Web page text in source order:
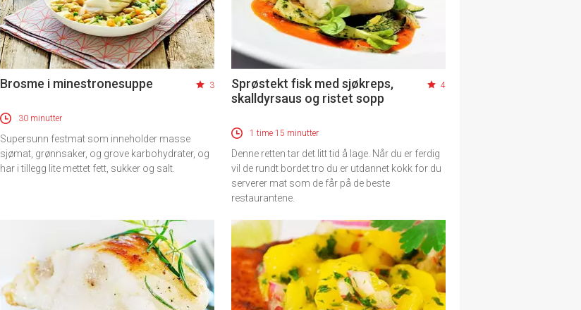
Brosme i minestronesuppe 3
30 minutter
Supersunn festmat som inneholder masse
sjømat, grønnsaker, og grove karbohydrater, og
har i tillegg lite mettet fett, sukker og salt.
Sprøstekt fisk med sjøkreps,
skalldyrsaus og ristet sopp
4
1 time 15 minutter
Denne retten tar det litt tid å lage. Når du er ferdig
vil de rundt bordet tro du er utdannet kokk for du
serverer mat som de får på de beste
restaurantene.